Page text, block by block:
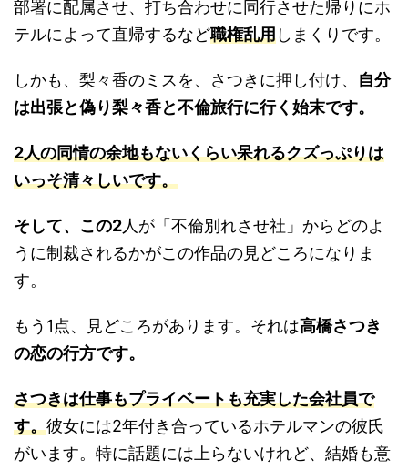
部署に配属させ、打ち合わせに同行させた帰りにホ
テルによって直帰するなど職権乱用しまくりです。
しかも、梨々香のミスを、さつきに押し付け、 自分
は出張と偽り梨々香と不倫旅行に行く始末です。
2人の同情の余地もないくらい呆れるクズっぷりは
いっそ清々しいです。
そして、この2人が「不倫別れさせ社」からどのよ
うに制裁されるかがこの作品の見どころになりま
す。
もう1点、見どころがあります。それは高橋さつき
の恋の行方です。
さつきは仕事もプライベートも充実した会社員で
す。彼女には2年付き合っているホテルマンの彼氏
がいます。特に話題には上らないけれど、結婚も意